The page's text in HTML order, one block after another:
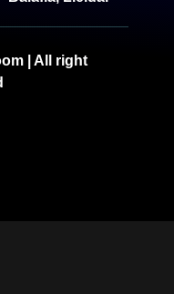
| All right